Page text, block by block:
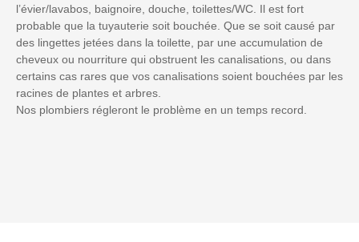
l’évier/lavabos, baignoire, douche, toilettes/WC. Il est fort
probable que la tuyauterie soit bouchée. Que se soit causé par
des lingettes jetées dans la toilette, par une accumulation de
cheveux ou nourriture qui obstruent les canalisations, ou dans
certains cas rares que vos canalisations soient bouchées par les
racines de plantes et arbres.
Nos plombiers régleront le problème en un temps record.